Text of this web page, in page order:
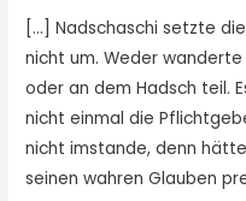
[…] Nadschaschi setzte
nicht um. Weder
oder an dem Hadsch teil.
nicht einmal die
nicht imstande, denn
seinen wahren Glauben